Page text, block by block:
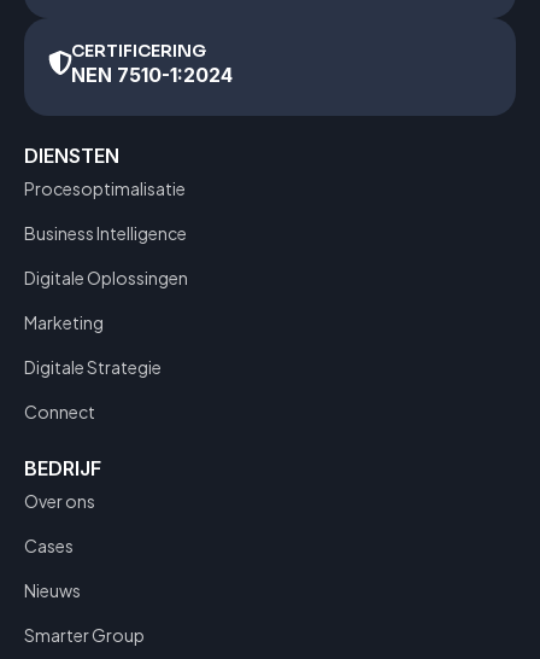
CERTIFICERING
NEN 7510-1:2024
DIENSTEN
Procesoptimalisatie
Business Intelligence
Digitale Oplossingen
Marketing
Digitale Strategie
Connect
BEDRIJF
Over ons
Cases
Nieuws
Smarter Group